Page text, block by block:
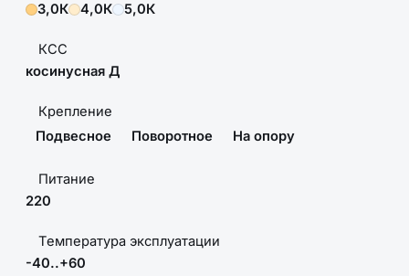
3,0К
4,0К 5,0К
КСС
косинусная Д
Крепление
Подвесное
Поворотное На опору
Питание
220
Температура эксплуатации
-40..+60